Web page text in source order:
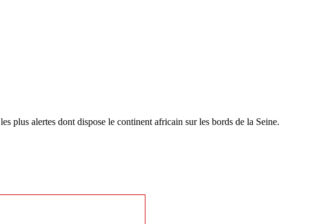
plus alertes dont dispose le continent africain sur les bords de la Seine.